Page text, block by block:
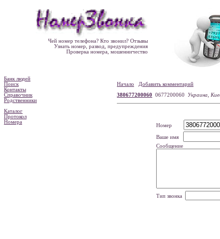
Чей номер телефона? Кто звонил? Отзывы
Узнать номер, развод, предупреждения
Проверка номера, мошенничество
Банк людей
Поиск
Контакты
Справочник
Родственники
Каталог
Протокол
Номера
Начало
Добавить комментарий
380677200060 0677200060 Украина,
Номер
Ваше имя
Сообщение
Тип звонка